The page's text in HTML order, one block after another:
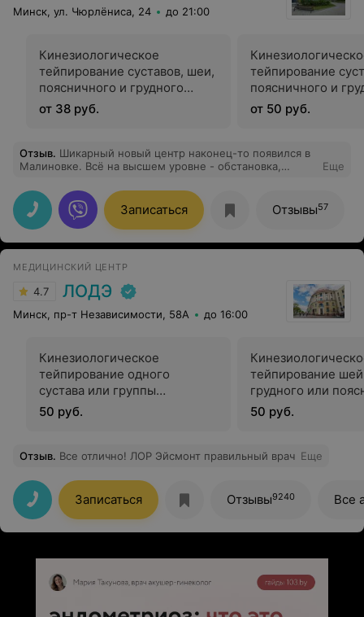
Минск, ул. Чюрлёниса, 24 до 21:00
Кинезиологическое
тейпирование суставов, шеи,
поясничного и грудного
отделов позвоночника, 1 зона
от 38 руб.
тейпирование
поясничного и
отделов
от 50 руб.
Отзыв. Шикарный новый центр наконец-то появился в
Малиновке. Всё на высшем уровне - обстановка,
которому попала. Лаура Константиновна, спасибо за
профессиональный и деликатный подход. Медцентру
Медик-плюс огромных успехов и процветания!
Еще
Записаться Отзывы57
МЕДИЦИНСКИЙ ЦЕНТР
4.7 ЛОДЭ
Минск, пр-т Независимости, 58А до 16:00
Кинезиологическое
тейпирование одного
сустава или группы
мускулатуры нижней или
верхней конечности в
50 руб.
тейпирование
грудного или
отдела
травматологии
50 руб.
Отзыв. Все отлично! ЛОР Эйсмонт правильный врач Еще
Записаться Отзывы9240 Все